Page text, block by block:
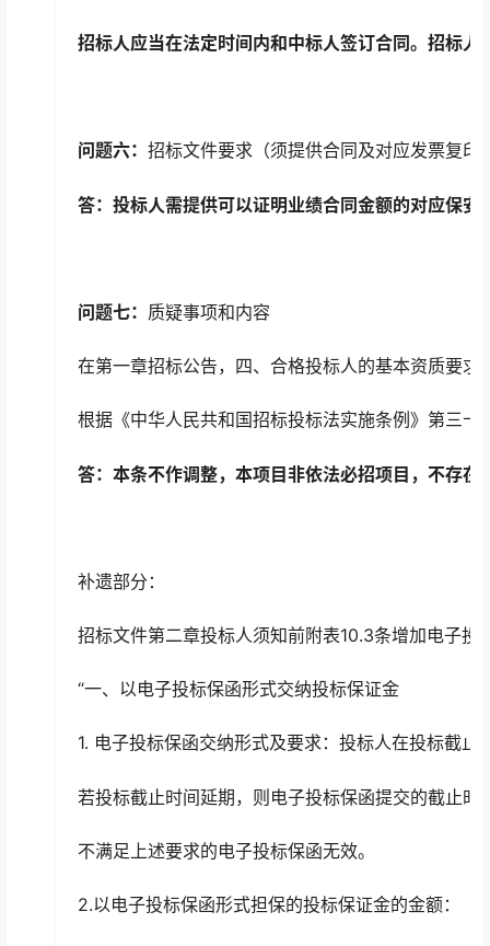
招标人应当在法定时间内和中标人签订合同。招标
问题六： 招标文件要求（须提供合同及对应发票复
答：投标人需提供可以证明业绩合同金额的对应保安
问题七： 质疑事项和内容
在第一章招标公告，四、合格投标人的基本资质要
根据《中华人民共和国招标投标法实施条例》第三
答：本条不作调整， 本项目非依法必招项目，不存在
补遗部分：
招标文件第二章投标人须知前附表10.3条增加电子投
“一、以电子投标保函形式交纳投标保证金
1. 电子投标保函交纳形式及要求：投标人在投标截
若投标截止时间延期，则电子投标保函提交的截止时
不满足上述要求的电子投标保函无效。
2.以电子投标保函形式担保的投标保证金的金额：